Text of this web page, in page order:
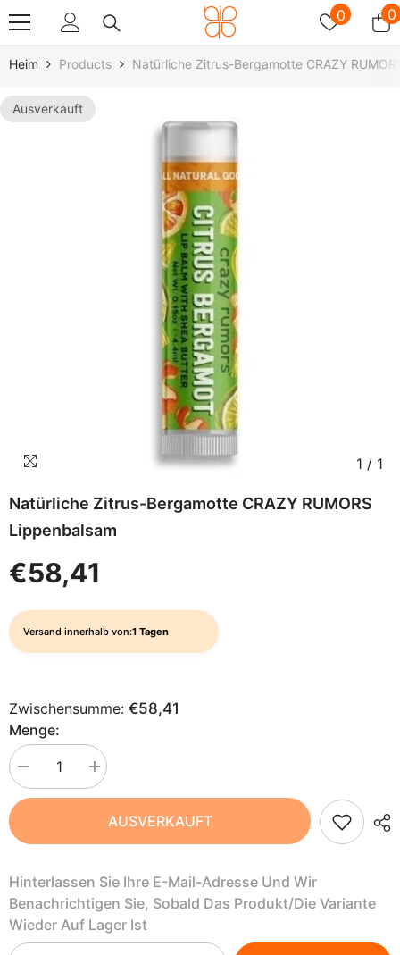
0 00
Heim Products Natürliche Zitrus-Bergamotte CRAZY
Ausverkauft
1 / 1
Natürliche Zitrus-Bergamotte CRAZY RUMORS
Lippenbalsam
€58,41
Versand innerhalb von:1 Tagen
Zwischensumme: €58,41
Menge:
verringern
für
Bergamotte
Lippenbalsam
Menge
erhöhen
für
Natürliche
Zitrus-
Lippenbalsam
AUSVERKAUFT
Hinterlassen Sie Ihre E-Mail-Adresse Und Wir
Benachrichtigen Sie, Sobald Das Produkt/die Variante
Wieder Auf Lager Ist